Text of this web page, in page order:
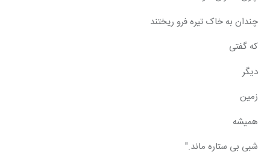
چندان به خاک تیره فرو ریختند
که گفتی
دیگر
زمین
همیشه
شبی بی ستاره ماند."